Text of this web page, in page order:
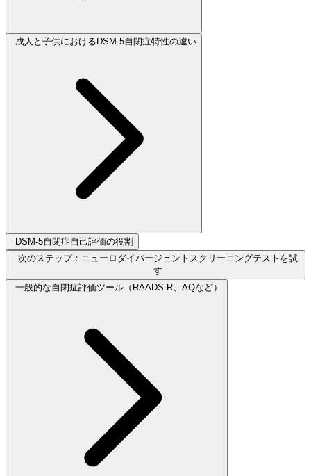
成人と子供におけるDSM-5自閉症特性の違い
DSM-5自閉症自己評価の役割
次のステップ：ニューロダイバージェントスクリーニングテストを試
す
一般的な自閉症評価ツール（RAADS-R、AQなど）